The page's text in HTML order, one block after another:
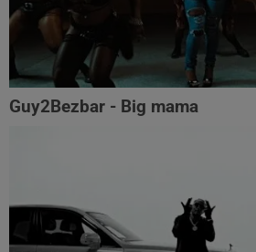
Guy2Bezbar - Big mama